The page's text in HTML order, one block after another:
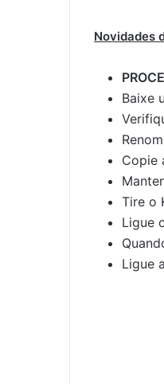
Novidades
Baixe
Copie
Tire o
Ligue
Ligue